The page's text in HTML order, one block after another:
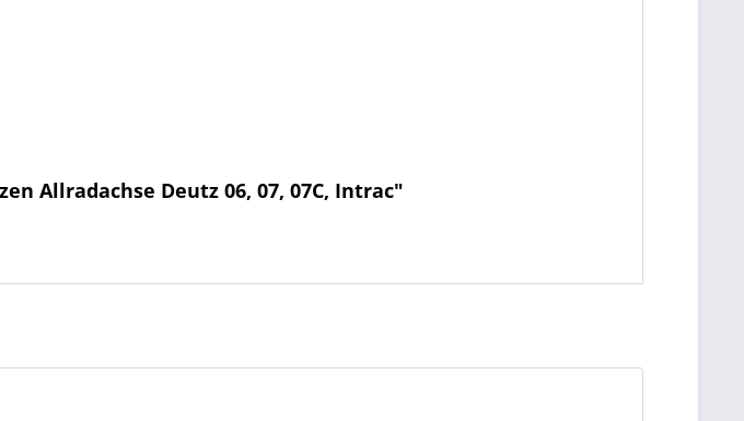
Allradachse Deutz 06, 07, 07C, Intrac"